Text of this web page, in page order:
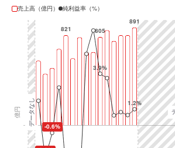
売上高（億円）
純利益率（%）